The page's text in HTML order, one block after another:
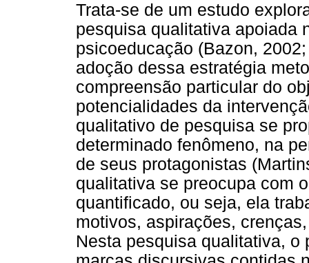
Trata-se de um estudo
pesquisa qualitativa apoiada
psicoeducação (Bazon,
adoção dessa estratégia
compreensão particular do
potencialidades da
qualitativo de pesquisa se
determinado fenômeno, na
de seus protagonistas
qualitativa se preocupa com
quantificado, ou seja, ela
motivos, aspirações,
Nesta pesquisa qualitativa, o